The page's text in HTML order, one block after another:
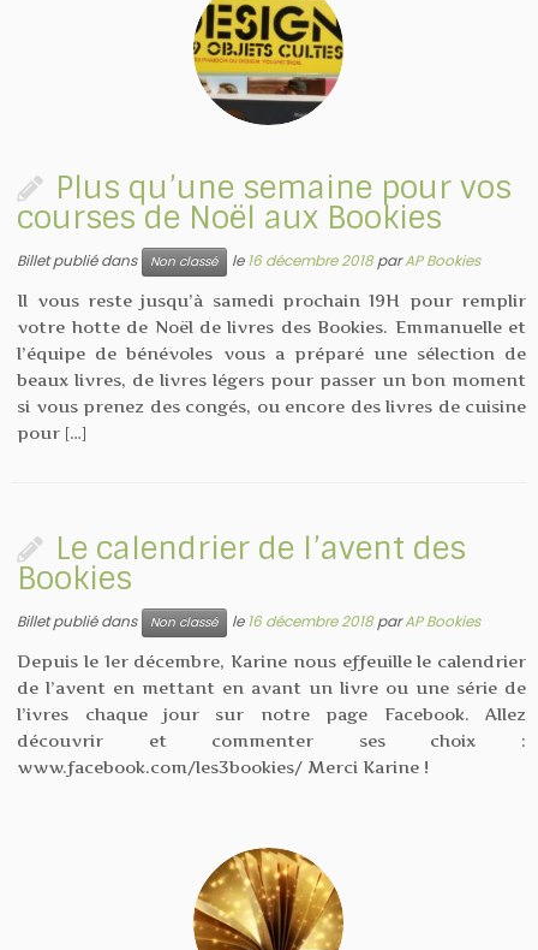
Plus qu’une semaine pour vos
courses de Noël aux Bookies
Billet publié dans Non classé le16 décembre 2018parAP Bookies
Il vous reste jusqu’à samedi prochain 19H pour remplir
votre hotte de Noël de livres des Bookies. Emmanuelle et
l’équipe de bénévoles vous a préparé une sélection de
beaux livres, de livres légers pour passer un bon moment
si vous prenez des congés, ou encore des livres de cuisine
pour […]
Le calendrier de l’avent des
Bookies
Billet publié dans Non classé le16 décembre 2018parAP Bookies
Depuis le 1er décembre, Karine nous effeuille le calendrier
de l’avent en mettant en avant un livre ou une série de
l’ivres chaque jour sur notre page Facebook. Allez
découvrir et commenter ses choix :
www.facebook.com/les3bookies/ Merci Karine !